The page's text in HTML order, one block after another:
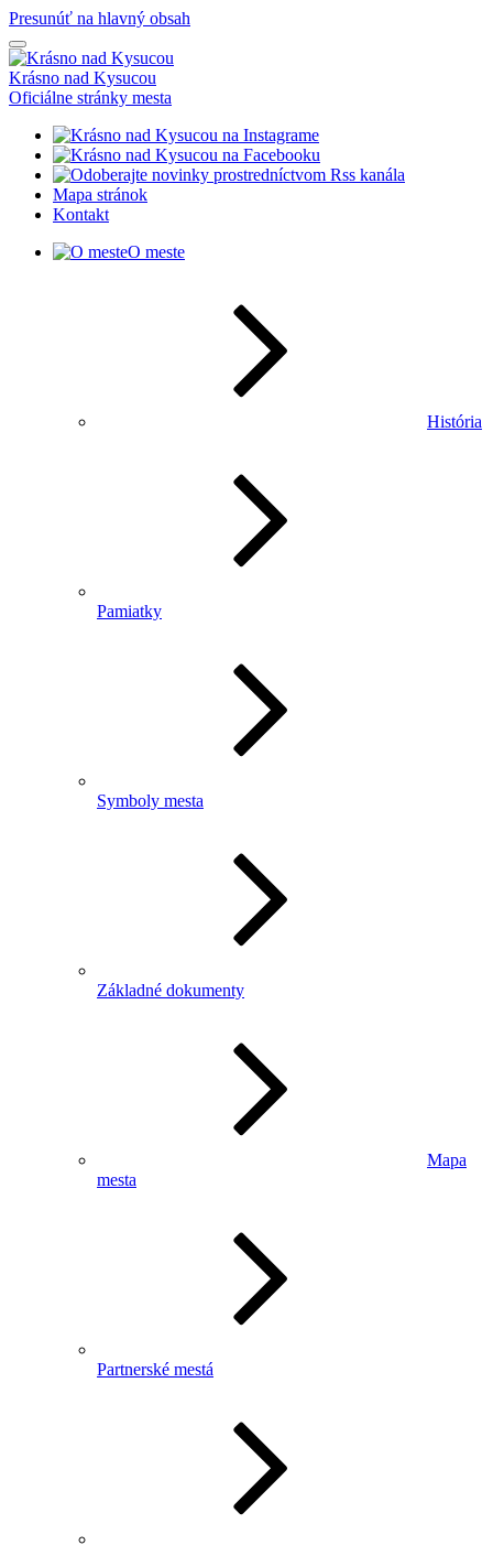
Presunúť na hlavný obsah
Krásno nad Kysucou
Oficiálne stránky mesta
Mapa stránok
Kontakt
O meste
História
Pamiatky
Symboly mesta
Základné dokumenty
Mapa
mesta
Partnerské mestá